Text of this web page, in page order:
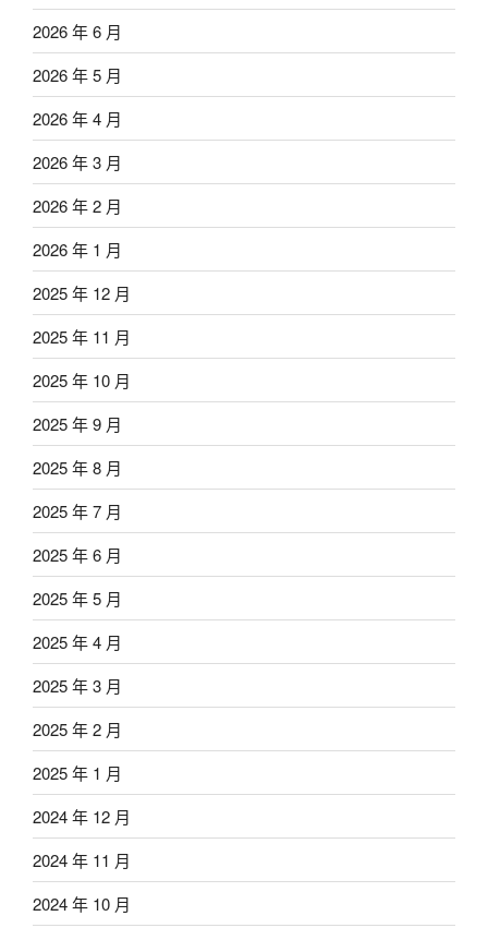
2026 年 6 月
2026 年 5 月
2026 年 4 月
2026 年 3 月
2026 年 2 月
2026 年 1 月
2025 年 12 月
2025 年 11 月
2025 年 10 月
2025 年 9 月
2025 年 8 月
2025 年 7 月
2025 年 6 月
2025 年 5 月
2025 年 4 月
2025 年 3 月
2025 年 2 月
2025 年 1 月
2024 年 12 月
2024 年 11 月
2024 年 10 月